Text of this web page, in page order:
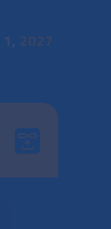
1, 2027